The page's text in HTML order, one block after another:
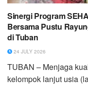
Sinergi Program
Bersama Pustu
di Tuban
24 JULY 2026
TUBAN – Menjaga
kelompok lanjut usia